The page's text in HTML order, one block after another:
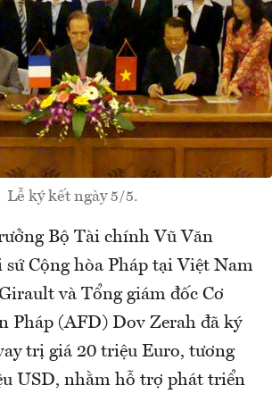
Lễ ký kết ngày 5/5.
Bộ Tài chính Vũ Văn
Cộng hòa Pháp tại Việt Nam
và Tổng giám đốc Cơ
Pháp (AFD) Dov Zerah đã ký
trị giá 20 triệu Euro, tương
USD, nhằm hỗ trợ phát triển